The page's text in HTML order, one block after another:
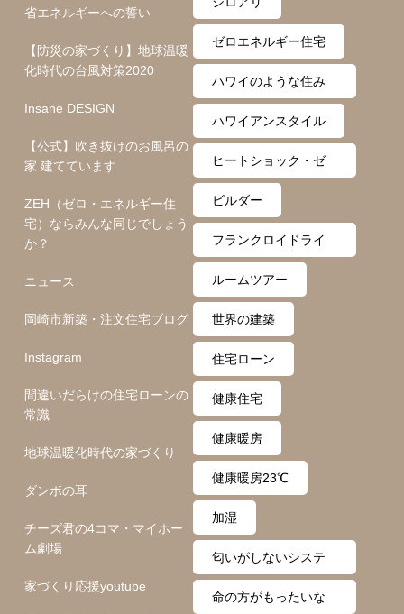
省エネルギーへの誓い
【防災の家づくり】地球温暖
化時代の台風対策2020
Insane DESIGN
【公式】吹き抜けのお風呂の
家 建てています
ZEH（ゼロ・エネルギー住
宅）ならみんな同じでしょう
か？
ニュース
岡崎市新築・注文住宅ブログ
Instagram
間違いだらけの住宅ローンの
常識
地球温暖化時代の家づくり
ダンボの耳
チーズ君の4コマ・マイホー
ム劇場
家づくり応援youtube
ゼロエネルギー住宅
ハワイのような住み
心地
ハワイアンスタイル
ヒートショック・ゼ
ロ月間
ビルダー
フランクロイドライ
ト
ルームツアー
世界の建築
住宅ローン
健康住宅
健康暖房
健康暖房23℃
加湿
匂いがしないシステ
ム
命の方がもったいな